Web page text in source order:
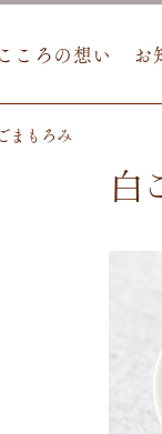
こころの想い お
まもろみ
白